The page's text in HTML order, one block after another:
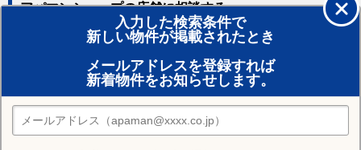
入力した検索条件で
新しい物件が掲載されたとき
メールアドレスを登録すれば
新着物件をお知らせします。
アパマンショップの店舗に相談する
賃貸のプロがお部屋探し！
おまかせ物件リクエスト
住みたい街の店舗を探す
店舗検索